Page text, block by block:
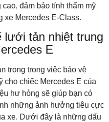
đảm bảo tính thẩm mỹ
xe Mercedes E-Class.
lưới tản nhiệt trung
E
trọng trong việc bảo vệ
cho chiếc Mercedes E của
hư hỏng sẽ giúp bạn có
những ảnh hưởng tiêu cực
xe. Dưới đây là những dấu